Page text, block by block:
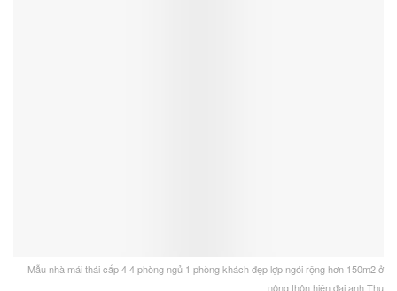
Mẫu nhà mái thái cấp 4 4 phòng ngủ 1 phòng khách đẹp lợp ngói rộng hơn 150m2 ở
nông thôn hiện đại anh Thụ